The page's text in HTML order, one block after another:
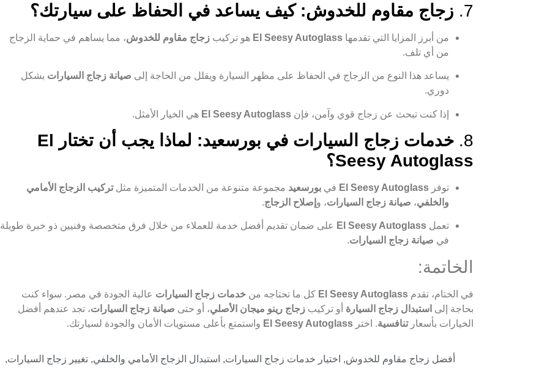
7. زجاج مقاوم للخدوش: كيف يساعد في الحفاظ على سيارتك؟
من أبرز المزايا التي تقدمها El Seesy Autoglass هو تركيب زجاج مقاوم للخدوش، مما يساهم في حماية الزجاج
من أي تلف.
يساعد هذا النوع من الزجاج في الحفاظ على مظهر السيارة ويقلل من الحاجة إلى صيانة زجاج السيارات بشكل
دوري.
إذا كنت تبحث عن زجاج قوي وآمن، فإن El Seesy Autoglass هي الخيار الأمثل.
8.
خدمات زجاج السيارات في بورسعيد: لماذا يجب أن تختار El
Seesy Autoglass؟
توفر El Seesy Autoglass في بورسعيد مجموعة متنوعة من الخدمات المتميزة مثلتركيب الزجاج الأمامي
والخلفي، صيانة زجاج السيارات، و إصلاح الزجاج.
تعمل El Seesy Autoglass على ضمان تقديم أفضل خدمة للعملاء من خلال فرق متخصصة وفنيين ذو خبرة طويلة
في صيانة زجاج السيارات.
الخاتمة:
في الختام، تقدم El Seesy Autoglass كل ما تحتاجه من خدمات زجاج السيارات عالية الجودة في مصر. سواء كنت
بحاجة إلى استبدال زجاج السيارة أو تركيب زجاج رينو ميجان الأصلي، أو حتى صيانة زجاج السيارات، تجد عندهم أفضل
الخيارات بأسعارتنافسية. اختر El Seesy Autoglass واستمتع بأعلى مستويات الأمان والجودة لسيارتك.
أفضل زجاج مقاوم للخدوش, اختيار خدمات زجاج السيارات, استبدال الزجاج الأمامي والخلفي,تغيير زجاج السيارات,